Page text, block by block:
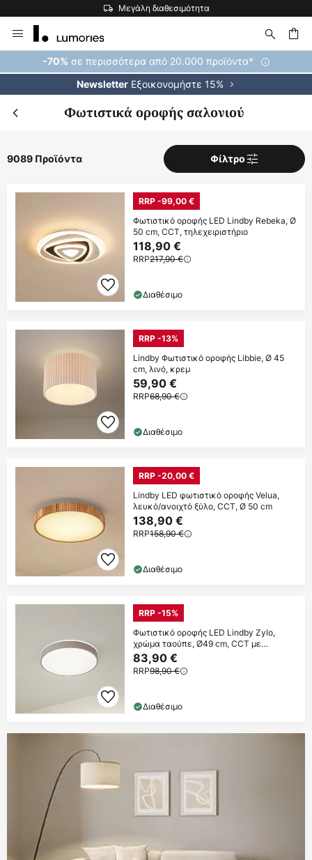
Η μεγαλύτερη επιλογή εμπορικών σημάτων στην Ευρώπη
Μετάβαση
στο
περιεχόμενο
-70% σε περισσότερα από 20.000 προϊόντα*
Newsletter Εξοικονομήστε 15%
Φωτιστικά οροφής σαλονιού
9089 Προϊόντα Φίλτρο
RRP -99,00 €
Φωτιστικό οροφής LED Lindby Rebeka, Ø
50 cm, CCT, τηλεχειριστήριο
118,90 €
RRP217,90 €
Διαθέσιμο
RRP -13%
Lindby Φωτιστικό οροφής Libbie, Ø 45
cm, λινό, κρεμ
59,90 €
RRP68,90 €
Διαθέσιμο
RRP -20,00 €
Lindby LED φωτιστικό οροφής Velua,
λευκό/ανοιχτό ξύλο, CCT, Ø 50 cm
138,90 €
RRP158,90 €
Διαθέσιμο
RRP -15%
Φωτιστικό οροφής LED Lindby Zylo,
χρώμα ταούπε, Ø49 cm, CCT με
δυνατότητα
83,90 €
RRP98,90 €
Διαθέσιμο